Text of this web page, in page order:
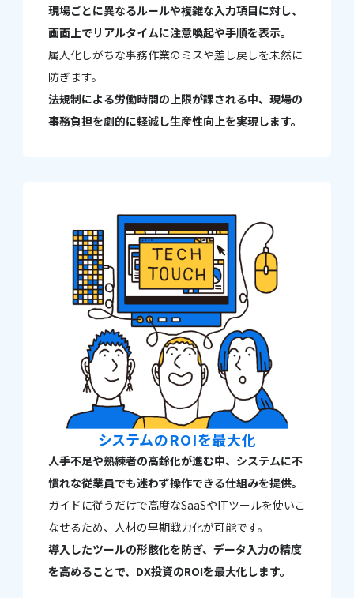
現場ごとに異なるルールや複雑な入力項目に対し、
画面上でリアルタイムに注意喚起や手順を表示。
属人化しがちな事務作業のミスや差し戻しを未然に
防ぎます。
法規制による労働時間の上限が課される中、現場の
事務負担を劇的に軽減し生産性向上を実現します。
システムのROIを最大化
人手不足や熟練者の高齢化が進む中、システムに不
慣れな従業員でも迷わず操作できる仕組みを提供。
ガイドに従うだけで高度なSaaSやITツールを使いこ
なせるため、人材の早期戦力化が可能です。
導入したツールの形骸化を防ぎ、データ入力の精度
を高めることで、DX投資のROIを最大化します。